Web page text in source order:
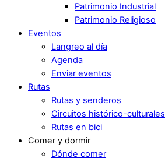
Patrimonio Industrial
Patrimonio Religioso
Eventos
Langreo al día
Agenda
Enviar eventos
Rutas
Rutas y senderos
Circuitos histórico-culturales
Rutas en bici
Comer y dormir
Dónde comer